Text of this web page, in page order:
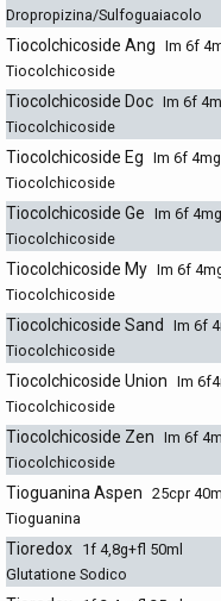
Dropropizina/Sulfoguaiacolo
Tiocolchicoside Ang Im 6f
Tiocolchicoside
Tiocolchicoside Doc Im 6f
Tiocolchicoside
Tiocolchicoside Eg Im 6f 4mg
Tiocolchicoside
Tiocolchicoside Ge Im 6f 4mg
Tiocolchicoside
Tiocolchicoside My Im 6f
Tiocolchicoside
Tiocolchicoside Sand
Im 6f
Tiocolchicoside
Tiocolchicoside Union Im
Tiocolchicoside
Tiocolchicoside Zen Im 6f
Tiocolchicoside
Tioguanina Aspen 25cpr
Tioguanina
Tioredox 1f 4,8g+fl 50ml
Glutatione Sodico